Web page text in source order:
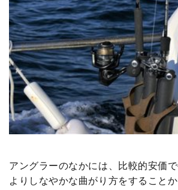
アングラーのなかには、比較的安価で
よりしなやかな曲がり方をすること